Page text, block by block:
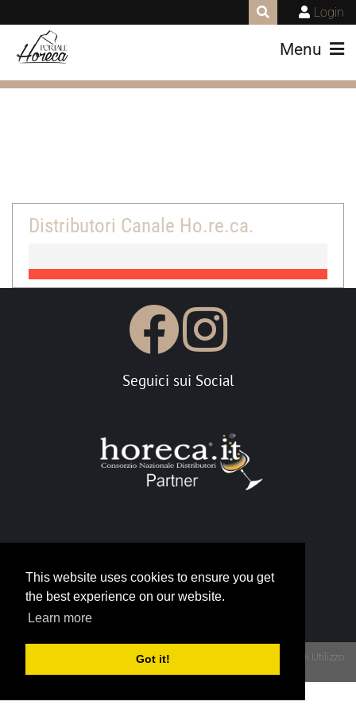
This website uses cookies to ensure you get
the best experience on our website.
Learn more
Got it!
Login
Menu
Distributori Canale Ho.re.ca.
Seguici sui Social
info@horeca.it
Termini Di Utilizzo